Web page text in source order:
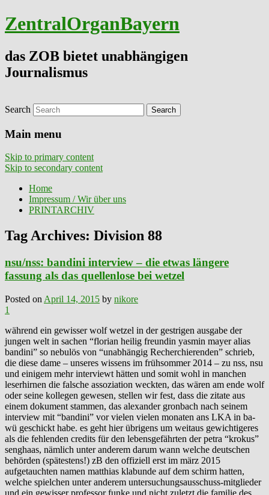
ZentralOrganBayern
das ZOB bietet unabhängigen
Journalismus
Search
Main menu
Skip to primary content
Skip to secondary content
Home
Impressum / Wir über uns
PRINTARCHIV
Tag Archives: Division 88
nsu/nss: bandini interview – die etwas längere
fassung als das quellenlose bei wetzel
Posted on April 14, 2015 by nikore
1
während ein gewisser wolf wetzel in der gestrigen ausgabe der
jungen welt in sachen “florian heilig freundin yasmin mayer alias
bandini” so nebulös von “unabhängig Recherchierenden” schrieb,
die diese dame – unseres wissens im frühsommer 2014 – zu nss, nsu
und einigem mehr interviewt hätten und somit wohl in manchen
leserhirnen die falsche assoziation weckten, das wären am ende wolf
oder seine kollegen gewesen, stellen wir fest, dass die zitate aus
einem dokument stammen, das alexander gronbach nach seinem
interview mit “bandini” vor vielen vielen monaten ans LKA in ba-
wü geschickt habe. es geht hier übrigens um weitaus gewichtigeres
als die fehlenden credits für den lebensgefährten der petra “krokus”
senghaas, nämlich unter anderem darum wann welche deutschen
behörden (spätestens!) zB den offiziell erst im märz 2015
aufgetauchten namen matthias klabunde auf dem schirm hatten,
welche spielchen unter anderem untersuchungsausschuss-mitglieder
und ein gewisser professor funke und nicht zuletzt die familie des